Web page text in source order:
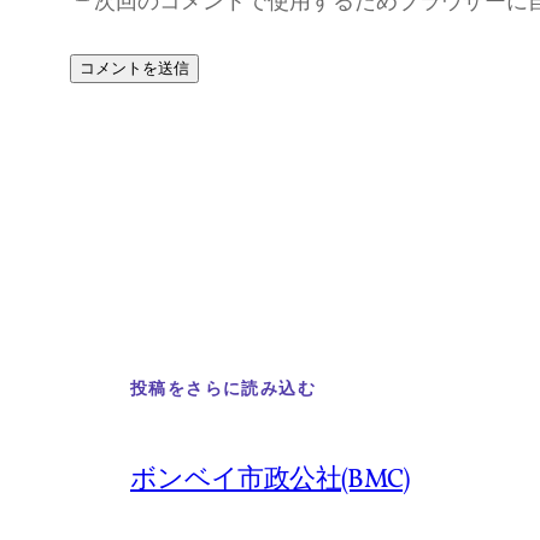
投稿をさらに読み込む
ボンベイ市政公社(BMC)